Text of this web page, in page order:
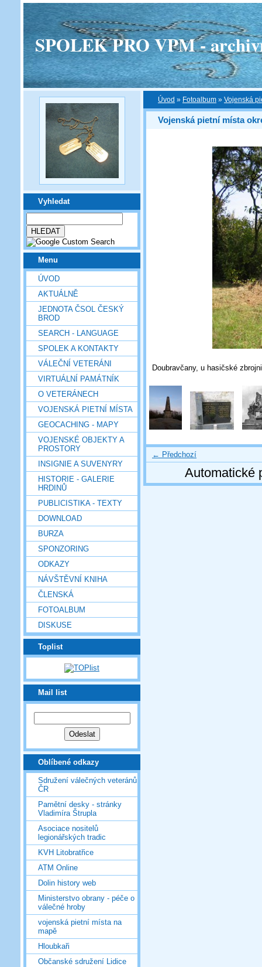
SPOLEK PRO VPM -
Vyhledat
Menu
ÚVOD
AKTUÁLNĚ
JEDNOTA ČSOL ČESKÝ
BROD
SEARCH - LANGUAGE
SPOLEK A KONTAKTY
VÁLEČNÍ VETERÁNI
VIRTUÁLNÍ PAMÁTNÍK
O VETERÁNECH
VOJENSKÁ PIETNÍ MÍSTA
GEOCACHING - MAPY
VOJENSKÉ OBJEKTY A
PROSTORY
INSIGNIE A SUVENYRY
HISTORIE - GALERIE
HRDINŮ
PUBLICISTIKA - TEXTY
DOWNLOAD
BURZA
SPONZORING
ODKAZY
NÁVŠTĚVNÍ KNIHA
ČLENSKÁ
FOTOALBUM
DISKUSE
Toplist
Mail list
Oblíbené odkazy
Sdružení válečných veteránů
ČR
Pamětní desky - stránky
Vladimíra Štrupla
Asociace nositelů
legionářských tradic
KVH Litobratřice
ATM Online
Dolin history web
Ministerstvo obrany - péče o
válečné hroby
vojenská pietní místa na
mapě
Hloubkaři
Občanské sdružení Lidice
Úvod » Fotoalbum » Vojenská
Vojenská pietní místa
Doubravčany, u hasičské
← Předchozí
Automatické